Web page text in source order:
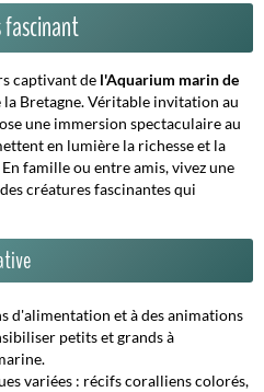
captivant de l'Aquarium marin de
Bretagne. Véritable invitation au
une immersion spectaculaire au
en lumière la richesse et la
En famille ou entre amis, vivez une
créatures fascinantes qui
d'alimentation et à des animations
petits et grands à
variées : récifs coralliens colorés,